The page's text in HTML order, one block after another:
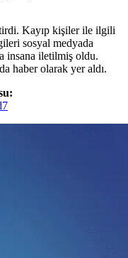
Kayıp kişiler ile ilgili
sosyal medyada
insana iletilmiş oldu.
haber olarak yer aldı.